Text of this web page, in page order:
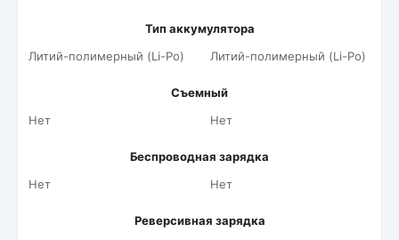
Тип аккумулятора
Литий-полимерный (Li-Po)
Литий-полимерный (Li-Po)
Съемный
Нет
Нет
Беспроводная зарядка
Нет
Нет
Реверсивная зарядка